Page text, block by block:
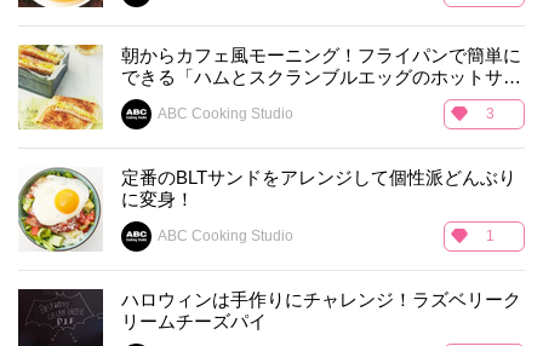
朝からカフェ風モーニング！フライパンで簡単に
できる「ハムとスクランブルエッグのホットサン
ド」
ABC Cooking Studio 3
定番のBLTサンドをアレンジして個性派どんぶり
に変身！
ABC Cooking Studio 1
ハロウィンは手作りにチャレンジ！ラズベリーク
リームチーズパイ